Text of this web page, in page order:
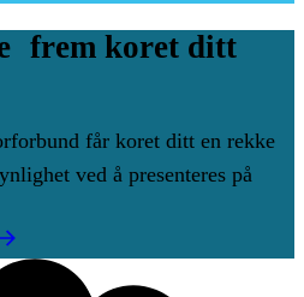
frem koret ditt
får koret ditt en rekke
ved å presenteres på